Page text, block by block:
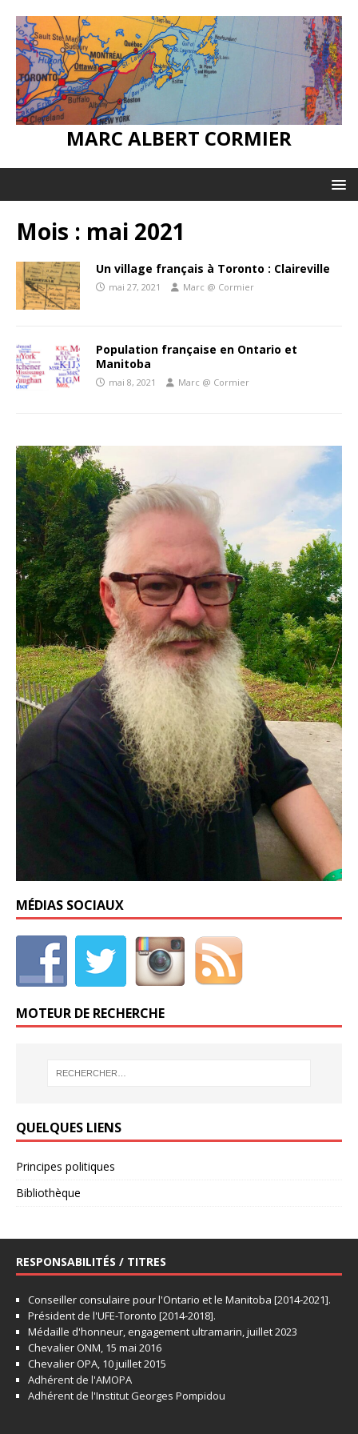
MARC ALBERT CORMIER
Mois : mai 2021
Un village français à Toronto : Claireville
mai 27, 2021 Marc @ Cormier
Population française en Ontario et
Manitoba
mai 8, 2021 Marc @ Cormier
MÉDIAS SOCIAUX
MOTEUR DE RECHERCHE
QUELQUES LIENS
Principes politiques
Bibliothèque
RESPONSABILITÉS / TITRES
Conseiller consulaire pour l'Ontario et le Manitoba [2014-2021].
Président de l'UFE-Toronto [2014-2018].
Médaille d'honneur, engagement ultramarin, juillet 2023
Chevalier ONM, 15 mai 2016
Chevalier OPA, 10 juillet 2015
Adhérent de l'AMOPA
Adhérent de l'Institut Georges Pompidou